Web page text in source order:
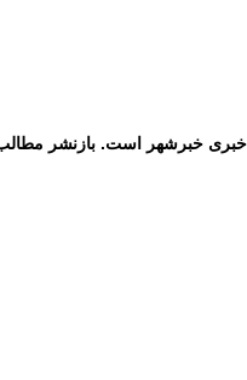
خبرشهر است. بازنشر